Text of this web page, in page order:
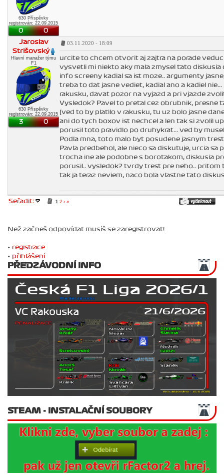
630 Příspěvky
registrován: 22.09.2015
0 0
Jaroslav
Strišovský
Hlavní manažer týmu
F1
630 Příspěvky
registrován: 22.09.2015
3 0
03.11.2020 - 18:09
urcite to chcem otvorit aj zajtra na porade
vysvetli mi niekto aky mala zmysel tato
info screeny kadial sa ist moze.. argumenty
treba to dat jasne vediet, kadial ano a kadiel
rakusku, davat pozor na vyjazd a pri vjazde
Vysledok? Pavel to pretal cez obrubnik, presne
(ved to by platilo v rakusku, tu uz bolo jasne
ani do tych boxov ist nechcel a len tak si zvolil
porusil toto pravidlo po druhykrat... ved by
Podla mna, toto malo byt posudene jasnym
Pavla predbehol, ale nieco sa diskutuje, urcia
trocha ine ale podobne s borotakom, diskusia
porusil.. vysledok? tvrdy trest pre neho.. pritom
tak ja teraz neviem, naco bola vlastne tato
Seřadit: 1 2 › »
Než začneš odpovídat musíš se zaregistrovat!
• registrace
• přihlášení
PŘEDZÁVODNÍ INFO
STEAM - INSTALAČNÍ SOUBORY